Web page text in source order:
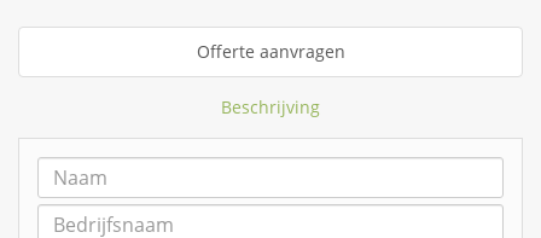
Offerte aanvragen
Beschrijving